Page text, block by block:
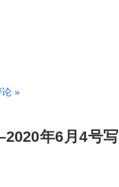
论 »
年6月4号写